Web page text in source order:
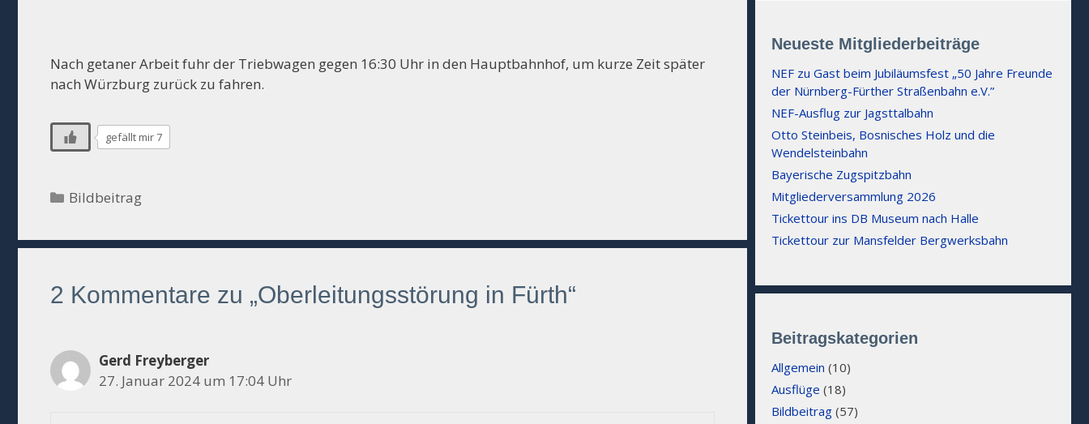
Nach getaner Arbeit fuhr der Triebwagen gegen 16:30 Uhr in den Hauptbahnhof, um kurze Zeit später
nach Würzburg zurück zu fahren.
gefällt mir 7
Kategorien
Bildbeitrag
2 Kommentare zu „Oberleitungsstörung in Fürth“
Gerd Freyberger
27. Januar 2024 um 17:04 Uhr
Neueste Mitgliederbeiträge
NEF zu Gast beim Jubiläumsfest „50 Jahre Freunde
der Nürnberg-Fürther Straßenbahn e.V.”
NEF-Ausflug zur Jagsttalbahn
Otto Steinbeis, Bosnisches Holz und die
Wendelsteinbahn
Bayerische Zugspitzbahn
Mitgliederversammlung 2026
Tickettour ins DB Museum nach Halle
Tickettour zur Mansfelder Bergwerksbahn
Beitragskategorien
Allgemein (10)
Ausflüge (18)
Bildbeitrag (57)